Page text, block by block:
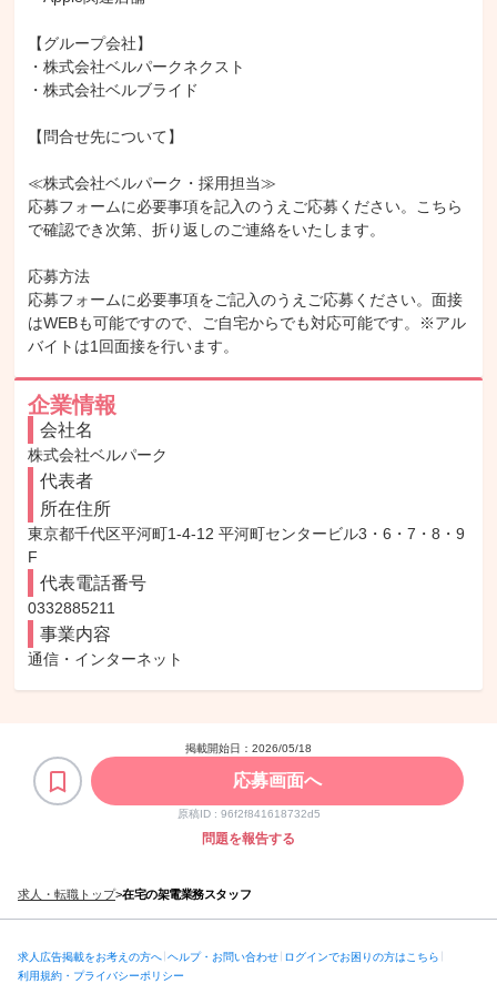
【グループ会社】
・株式会社ベルパークネクスト
・株式会社ベルブライド
【問合せ先について】
≪株式会社ベルパーク・採用担当≫
応募フォームに必要事項を記入のうえご応募ください。こちら
で確認でき次第、折り返しのご連絡をいたします。
応募方法
応募フォームに必要事項をご記入のうえご応募ください。面接
はWEBも可能ですので、ご自宅からでも対応可能です。※アル
バイトは1回面接を行います。
企業情報
会社名
株式会社ベルパーク
代表者
所在住所
東京都千代区平河町1-4-12 平河町センタービル3・6・7・8・9
F
代表電話番号
0332885211
事業内容
通信・インターネット
掲載開始日： 2026/05/18
応募画面へ
原稿ID : 96f2f841618732d5
問題を報告する
求人・転職トップ>在宅の架電業務スタッフ
求人広告掲載をお考えの方へ ヘルプ・お問い合わせ ログインでお困りの方はこちら
利用規約・プライバシーポリシー